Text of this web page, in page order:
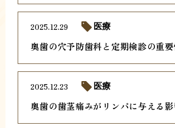
奥歯の穴予防歯科と定期検診の重
2025.12.29 医療
奥歯の歯茎痛みがリンパに与える
2025.12.23 医療